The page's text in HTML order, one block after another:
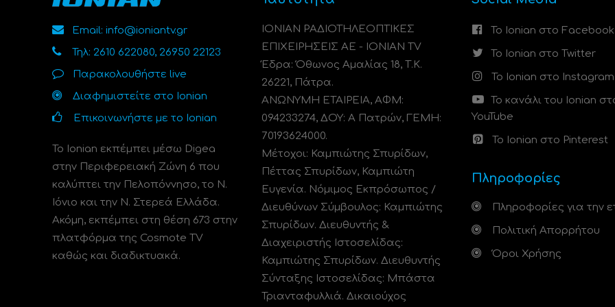
Email: info@ioniantv.gr
Τηλ: 2610 622080, 26950 22123
Παρακολουθήστε live
Διαφημιστείτε στο Ionian
Επικοινωνήστε με το Ionian
Το Ionian εκπέμπει μέσω Digea
στην Περιφερειακή Ζώνη 6 που
καλύπτει την Πελοπόννησο, το N.
Ιόνιο και την Ν. Στερεά Ελλάδα.
Ακόμη, εκπέμπει στη θέση 673 στην
πλατφόρμα της Cosmote TV
καθώς και διαδικτυακά.
ΙΟΝΙΑΝ ΡΑΔΙΟΤΗΛΕΟΠΤΙΚΕΣ
ΕΠΙΧΕΙΡΗΣΕΙΣ ΑΕ - IONIAN TV
Έδρα: Όθωνος Αμαλίας 18, Τ.Κ.
26221, Πάτρα.
ΑΝΩΝΥΜΗ ΕΤΑΙΡΕΙΑ, ΑΦΜ:
094233274, ΔΟΥ: A Πατρών, ΓΕΜΗ:
70193624000.
Μέτοχοι: Καμπιώτης Σπυρίδων,
Πέττας Σπυρίδων, Καμπιώτη
Ευγενία. Νόμιμος Εκπρόσωπος /
Διευθύνων Σύμβουλος: Καμπιώτης
Σπυρίδων. Διευθυντής &
Διαχειριστής Ιστοσελίδας:
Καμπιώτης Σπυρίδων. Διευθυντής
Σύνταξης Ιστοσελίδας: Μπάστα
Τριανταφυλλιά. Δικαιούχος
Το Ionian στο Facebook
Το Ionian στο Twitter
Το Ionian στο Instagram
Το κανάλι του Ionian
YouTube
Το Ionian στο Pinterest
Πληροφορίες
Πληροφορίες για την
Πολιτική Απορρήτου
Όροι Χρήσης